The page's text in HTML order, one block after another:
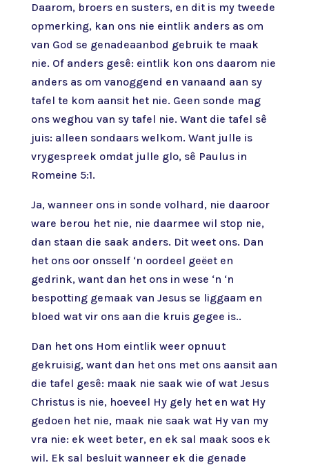
Daarom, broers en susters, en dit is my tweede
opmerking, kan ons nie eintlik anders as om
van God se genadeaanbod gebruik te maak
nie. Of anders gesê: eintlik kon ons daarom nie
anders as om vanoggend en vanaand aan sy
tafel te kom aansit het nie. Geen sonde mag
ons weghou van sy tafel nie. Want die tafel sê
juis: alleen sondaars welkom. Want julle is
vrygespreek omdat julle glo, sê Paulus in
Romeine 5:1.
Ja, wanneer ons in sonde volhard, nie daaroor
ware berou het nie, nie daarmee wil stop nie,
dan staan die saak anders. Dit weet ons. Dan
het ons oor onsself ‘n oordeel geëet en
gedrink, want dan het ons in wese ‘n ‘n
bespotting gemaak van Jesus se liggaam en
bloed wat vir ons aan die kruis gegee is..
Dan het ons Hom eintlik weer opnuut
gekruisig, want dan het ons met ons aansit aan
die tafel gesê: maak nie saak wie of wat Jesus
Christus is nie, hoeveel Hy gely het en wat Hy
gedoen het nie, maak nie saak wat Hy van my
vra nie: ek weet beter, en ek sal maak soos ek
wil. Ek sal besluit wanneer ek die genade